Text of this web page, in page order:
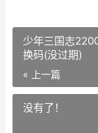
少年三国志
换码(没过期)
« 上一篇
没有了！